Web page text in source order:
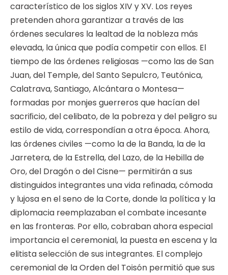
característico de los siglos XIV y XV. Los reyes
pretenden ahora garantizar a través de las
órdenes seculares la lealtad de la nobleza más
elevada, la única que podía competir con ellos. El
tiempo de las órdenes religiosas —como las de San
Juan, del Temple, del Santo Sepulcro, Teutónica,
Calatrava, Santiago, Alcántara o Montesa—
formadas por monjes guerreros que hacían del
sacriﬁcio, del celibato, de la pobreza y del peligro su
estilo de vida, correspondían a otra época. Ahora,
las órdenes civiles —como la de la Banda, la de la
Jarretera, de la Estrella, del Lazo, de la Hebilla de
Oro, del Dragón o del Cisne— permitirán a sus
distinguidos integrantes una vida reﬁnada, cómoda
y lujosa en el seno de la Corte, donde la política y la
diplomacia reemplazaban el combate incesante
en las fronteras. Por ello, cobraban ahora especial
importancia el ceremonial, la puesta en escena y la
elitista selección de sus integrantes. El complejo
ceremonial de la Orden del Toisón permitió que sus